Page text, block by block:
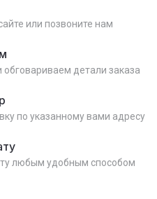
или позвоните нам
детали заказа
по указанному вами адресу
любым удобным способом